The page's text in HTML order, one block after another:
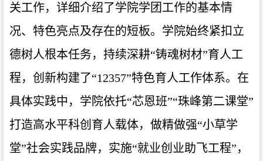
关工作，详细介绍了学院学团工作的基本情
况、特色亮点及存在的短板。学院始终紧扣立
德树人根本任务，持续深耕“铸魂树材”育人工
程，创新构建了“12357”特色育人工作体系。在
具体实践中，学院依托“芯恩班”“珠峰第二课堂”
打造高水平科创育人载体，做精做强“小草学
堂”社会实践品牌，实施“就业创业助飞工程”，